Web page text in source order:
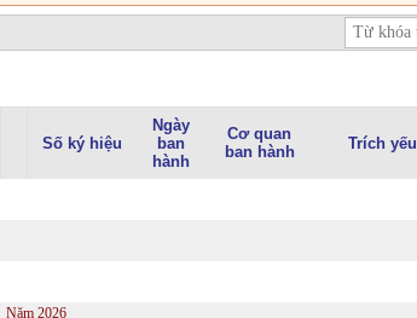
Số ký hiệu
Ngày
ban
hành
Cơ quan
ban hành
Trích yếu
Năm 2026